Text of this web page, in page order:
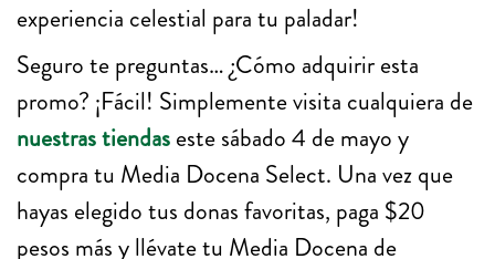
experiencia celestial para tu paladar!
Seguro te preguntas… ¿Cómo adquirir esta
promo? ¡Fácil! Simplemente visita cualquiera de
nuestras tiendaseste sábado 4 de mayo y
compra tu Media Docena Select. Una vez que
hayas elegido tus donas favoritas, paga $20
pesos más y llévate tu Media Docena de